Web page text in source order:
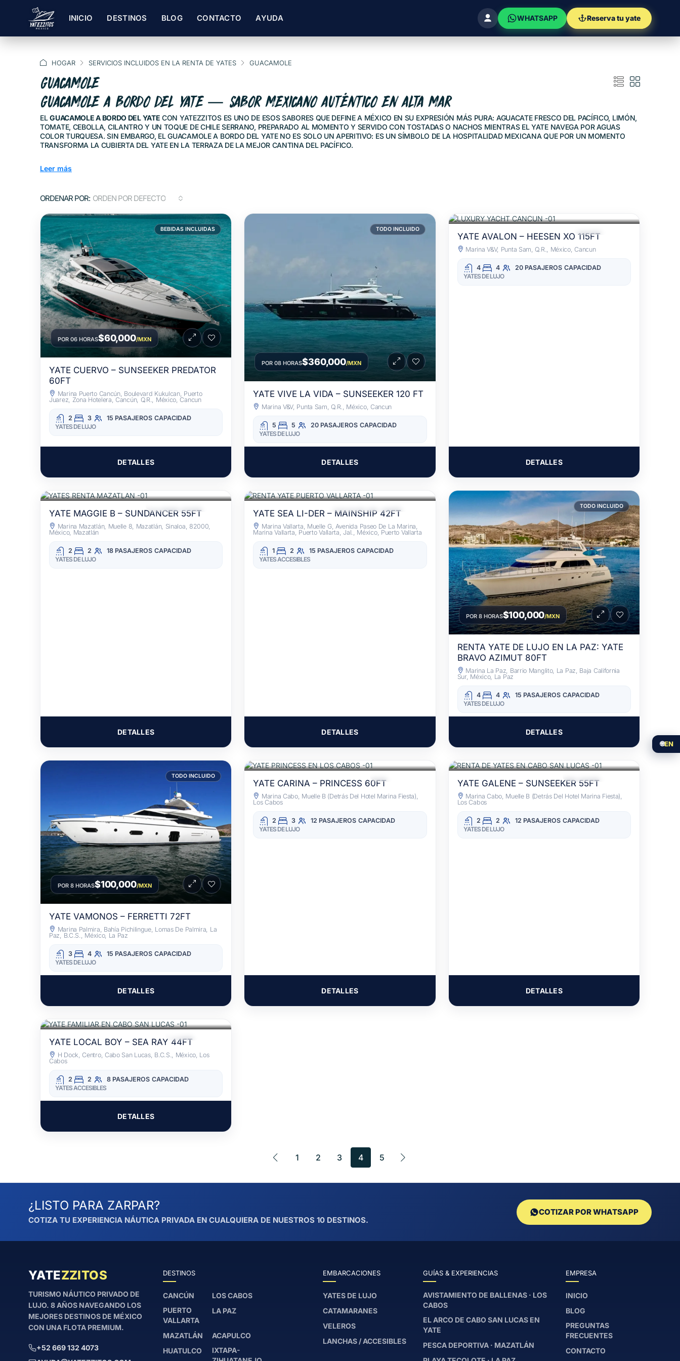
INICIO DESTINOS BLOG CONTACTO AYUDA WHATSAPP Reserva tu yate
HOGAR SERVICIOS INCLUIDOS EN LA RENTA DE YATES GUACAMOLE
GUACAMOLE
GUACAMOLE A BORDO DEL YATE — SABOR MEXICANO AUTÉNTICO EN ALTA MAR
ELGUACAMOLE A BORDO DEL YATE CON YATEZZITOS ES UNO DE ESOS SABORES QUE DEFINE A MÉXICO EN SU EXPRESIÓN MÁS PURA: AGUACATE FRESCO DEL PACÍFICO, LIMÓN,
TOMATE, CEBOLLA, CILANTRO Y UN TOQUE DE CHILE SERRANO, PREPARADO AL MOMENTO Y SERVIDO CON TOSTADAS O NACHOS MIENTRAS EL YATE NAVEGA POR AGUAS
COLOR TURQUESA. SIN EMBARGO, EL GUACAMOLE A BORDO DEL YATE NO ES SOLO UN APERITIVO: ES UN SÍMBOLO DE LA HOSPITALIDAD MEXICANA QUE POR UN MOMENTO
TRANSFORMA LA CUBIERTA DEL YATE EN LA TERRAZA DE LA MEJOR CANTINA DEL PACÍFICO.
Leer más
ORDENAR POR: ORDEN POR DEFECTO
BEBIDAS INCLUIDAS
POR 06 HORAS$60,000/MXN
YATE CUERVO – SUNSEEKER PREDATOR
60FT
Marina Puerto Cancún, Boulevard Kukulcan, Puerto
Juarez, Zona Hotelera, Cancún, Q.R., México, Cancun
2 3 15 PASAJEROS CAPACIDAD
YATES DE LUJO
DETALLES
TODO INCLUIDO
POR 08 HORAS$360,000/MXN
YATE VIVE LA VIDA – SUNSEEKER 120 FT
Marina V&V, Punta Sam, Q.R., México, Cancun
5 5 20 PASAJEROS CAPACIDAD
YATES DE LUJO
DETALLES
YATE AVALON – HEESEN XO 115FT
Marina V&V, Punta Sam, Q.R., México, Cancun
4 4 20 PASAJEROS CAPACIDAD
YATES DE LUJO
DETALLES
YATE MAGGIE B – SUNDANCER 55FT
Marina Mazatlán, Muelle 8, Mazatlán, Sinaloa, 82000,
México, Mazatlán
2 2 18 PASAJEROS CAPACIDAD
YATES DE LUJO
DETALLES
YATE SEA LI-DER – MAINSHIP 42FT
Marina Vallarta, Muelle G, Avenida Paseo De La Marina,
Marina Vallarta, Puerto Vallarta, Jal., México, Puerto Vallarta
1 2 15 PASAJEROS CAPACIDAD
YATES ACCESIBLES
DETALLES
TODO INCLUIDO
POR 8 HORAS$100,000/MXN
RENTA YATE DE LUJO EN LA PAZ: YATE
BRAVO AZIMUT 80FT
Marina La Paz, Barrio Manglito, La Paz, Baja California
Sur, México, La Paz
4 4 15 PASAJEROS CAPACIDAD
YATES DE LUJO
DETALLES
TODO INCLUIDO
POR 8 HORAS$100,000/MXN
YATE VAMONOS – FERRETTI 72FT
Marina Palmira, Bahía Pichilingue, Lomas De Palmira, La
Paz, B.C.S., México, La Paz
3 4 15 PASAJEROS CAPACIDAD
YATES DE LUJO
DETALLES
$42,900
YATE CARINA – PRINCESS 60FT
Marina Cabo, Muelle B (detrás Del Hotel Marina Fiesta),
Los Cabos
2 3 12 PASAJEROS CAPACIDAD
YATES DE LUJO
DETALLES
$30,000
YATE GALENE – SUNSEEKER 55FT
Marina Cabo, Muelle B (detrás Del Hotel Marina Fiesta),
Los Cabos
2 2 12 PASAJEROS CAPACIDAD
YATES DE LUJO
DETALLES
YATE LOCAL BOY – SEA RAY 44FT
H Dock, Centro, Cabo San Lucas, B.C.S., México, Los
Cabos
2 2 8 PASAJEROS CAPACIDAD
YATES ACCESIBLES
DETALLES
1 2 3 4 5
¿LISTO PARA ZARPAR?
COTIZA TU EXPERIENCIA NÁUTICA PRIVADA EN CUALQUIERA DE NUESTROS 10 DESTINOS.
COTIZAR POR WHATSAPP
YATEZZITOS
TURISMO NÁUTICO PRIVADO DE
LUJO. 8 AÑOS NAVEGANDO LOS
MEJORES DESTINOS DE MÉXICO
CON UNA FLOTA PREMIUM.
+52 669 132 4073
DESTINOS
CANCÚN
LOS CABOS
PUERTO
VALLARTA
LA PAZ
MAZATLÁN
ACAPULCO
HUATULCO
IXTAPA-
EMBARCACIONES
YATES DE LUJO
CATAMARANES
VELEROS
LANCHAS / ACCESIBLES
GUÍAS & EXPERIENCIAS
AVISTAMIENTO DE BALLENAS · LOS
CABOS
EL ARCO DE CABO SAN LUCAS EN
YATE
PESCA DEPORTIVA · MAZATLÁN
EMPRESA
INICIO
BLOG
PREGUNTAS
FRECUENTES
CONTACTO
🌐EN